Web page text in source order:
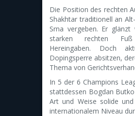
Die Position des rechten
Shakhtar traditionell an
Srna vergeben. Er
starken rechten
Hereingaben. Doch
Dopingsperre absitzen,
Thema von
In 5 der 6 Champions
stattdessen Bogdan
Art und Weise solide
internationalem Niveau